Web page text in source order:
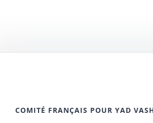
COMITÉ FRANÇAIS POUR YAD